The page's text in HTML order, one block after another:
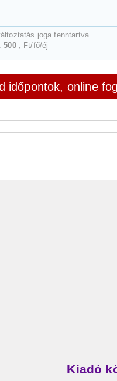
joga fenntartva.
500 ,-Ft/fő/éj
időpontok, online
Kiadó